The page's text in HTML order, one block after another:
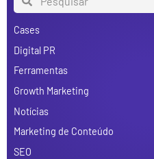
Cases
Digital PR
Ferramentas
Growth Marketing
Notícias
Marketing de Conteúdo
SEO